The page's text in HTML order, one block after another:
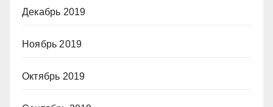
Декабрь 2019
Ноябрь 2019
Октябрь 2019